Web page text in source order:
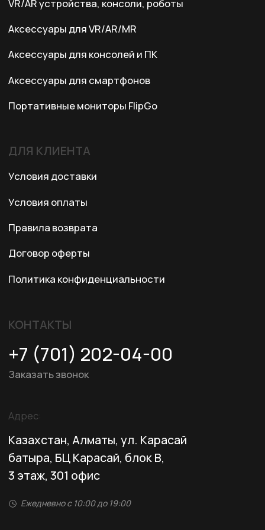
Казахстан, Алматы, ул. Карасай
батыра, БЦ Карасай, блок В,
3 этаж, 301 офис
Ежедневно с 10:00 до 19:00